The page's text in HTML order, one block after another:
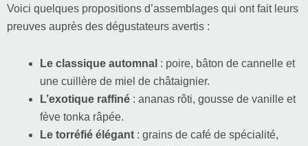
Voici quelques propositions d’assemblages qui ont fait leurs
preuves auprès des dégustateurs avertis :
Le classique automnal : poire, bâton de cannelle et
une cuillère de miel de châtaignier.
L’exotique raffiné : ananas rôti, gousse de vanille et
fève tonka râpée.
Le torréfié élégant : grains de café de spécialité,